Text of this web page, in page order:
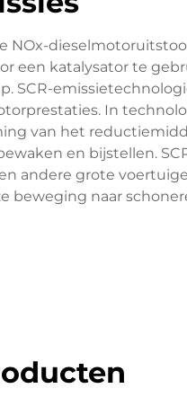
een katalysator te
SCR-
In
van het
en bijstellen.
andere grote
beweging naar